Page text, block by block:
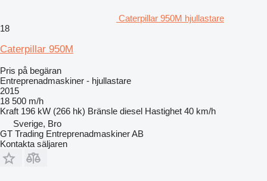
Caterpillar 950M hjullastare
18
Caterpillar 950M
Pris på begäran
Entreprenadmaskiner - hjullastare
2015
18 500 m/h
Kraft 196 kW (266 hk) Bränsle diesel Hastighet 40 km/h
Sverige, Bro
GT Trading Entreprenadmaskiner AB
Kontakta säljaren